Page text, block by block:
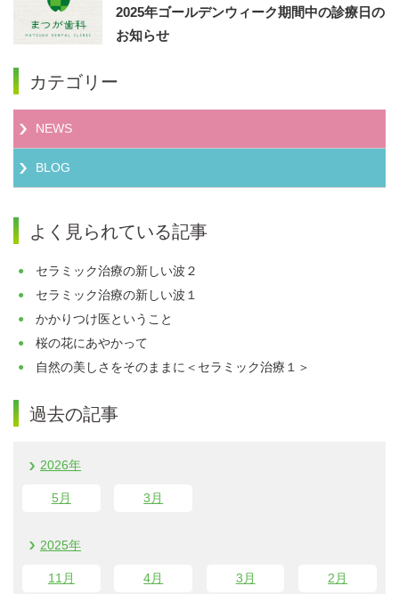
2025年ゴールデンウィーク期間中の診療日の
お知らせ
カテゴリー
NEWS
BLOG
よく見られている記事
セラミック治療の新しい波２
セラミック治療の新しい波１
かかりつけ医ということ
桜の花にあやかって
自然の美しさをそのままに＜セラミック治療１＞
過去の記事
2026年
5 月 3 月
2025年
11 月 4月 3 月 2 月